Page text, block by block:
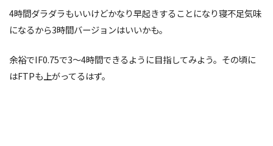
4時間ダラダラもいいけどかなり早起きすることになり寝不足気味
になるから3時間バージョンはいいかも。
余裕でIF0.75で3〜4時間できるように目指してみよう。その頃に
はFTPも上がってるはず。